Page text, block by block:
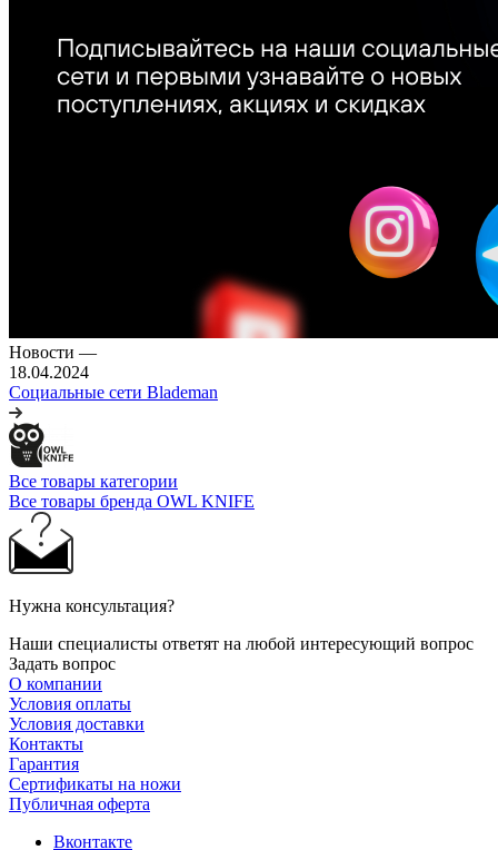
Новости —
18.04.2024
Социальные сети Blademan
Все товары категории
Все товары бренда OWL KNIFE
Нужна консультация?
Наши специалисты ответят на любой интересующий вопрос
Задать вопрос
О компании
Условия оплаты
Условия доставки
Контакты
Гарантия
Сертификаты на ножи
Публичная оферта
Вконтакте